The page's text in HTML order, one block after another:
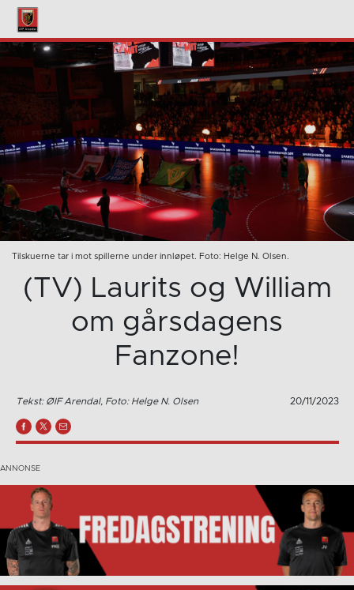
Tilskuerne tar i mot spillerne under innløpet. Foto: Helge N. Olsen.
(TV) Laurits og William
om gårsdagens
Fanzone!
Tekst: ØIF Arendal, Foto: Helge N. Olsen 20/11/2023